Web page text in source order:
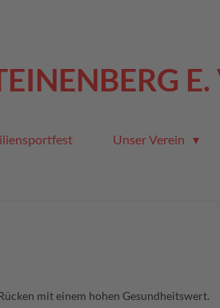
E.
Unser Verein
mit einem hohen Gesundheitswert.